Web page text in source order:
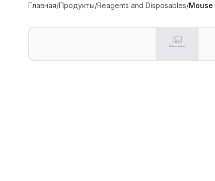
Главная/Продукты/Reagents and Disposables/Mouse